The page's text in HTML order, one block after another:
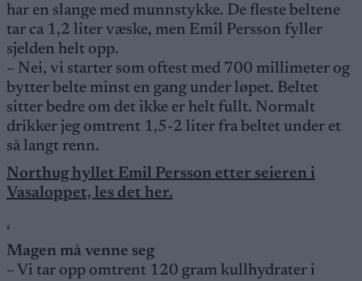
har en slange med munnstykke. De fleste beltene
tar ca 1,2 liter væske, men Emil Persson fyller
sjelden helt opp.
– Nei, vi starter som oftest med 700 millimeter og
bytter belte minst en gang under løpet. Beltet
sitter bedre om det ikke er helt fullt. Normalt
drikker jeg omtrent 1,5-2 liter fra beltet under et
så langt renn.
Northug hyllet Emil Persson etter seieren i
Vasaloppet, les det her.
‘
Magen må venne seg
– Vi tar opp omtrent 120 gram kullhydrater i